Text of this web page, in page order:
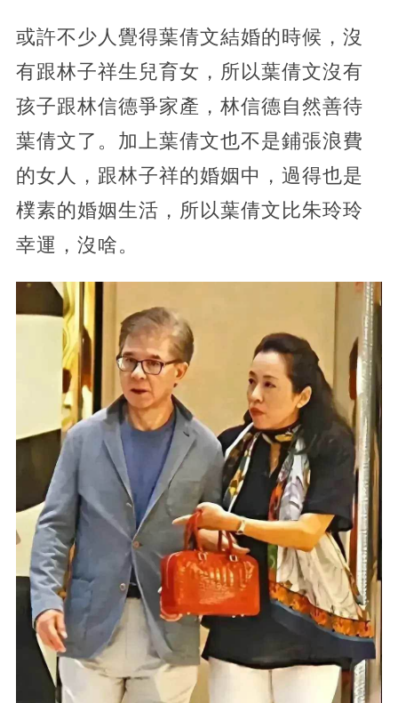
或許不少人覺得葉倩文結婚的時候，沒
有跟林子祥生兒育女，所以葉倩文沒有
孩子跟林信德爭家產，林信德自然善待
葉倩文了。加上葉倩文也不是鋪張浪費
的女人，跟林子祥的婚姻中，過得也是
樸素的婚姻生活，所以葉倩文比朱玲玲
幸運，沒啥。